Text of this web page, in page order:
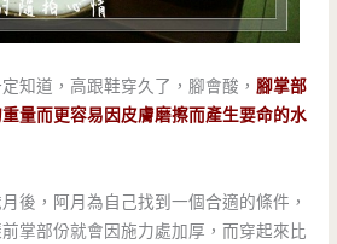
知道，高跟鞋穿久了，腳會酸，腳掌部
量而更容易因皮膚磨擦而產生要命的水
後，阿月為自己找到一個合適的條件，
掌部份就會因施力處加厚，而穿起來比